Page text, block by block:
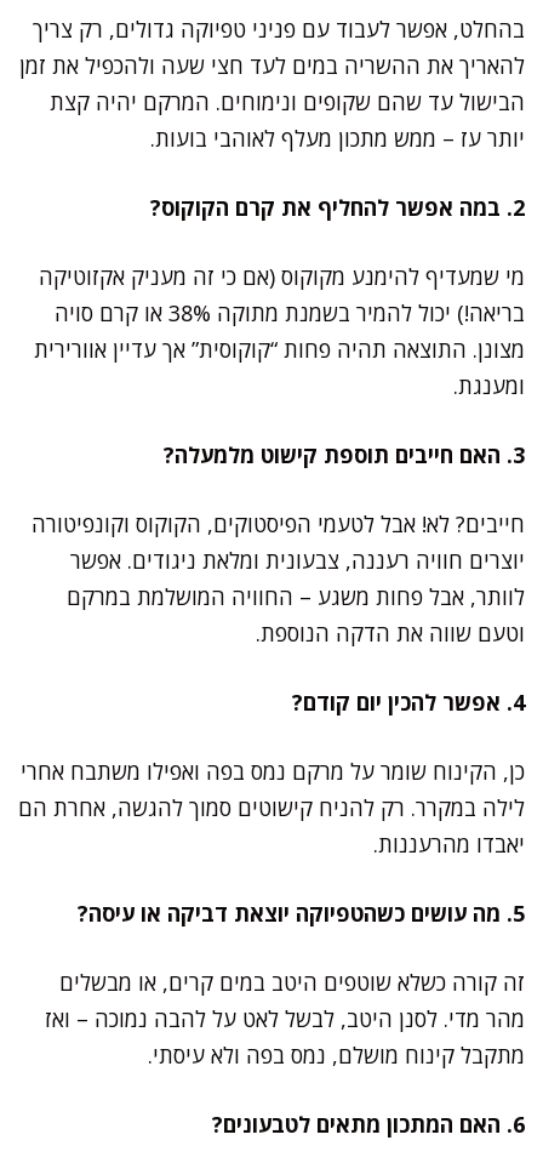
בהחלט, אפשר לעבוד עם פניני טפיוקה גדולים, רק צריך
להאריך את ההשריה במים לעד חצי שעה ולהכפיל את זמן
הבישול עד שהם שקופים ונימוחים. המרקם יהיה קצת
יותר עז – ממש מתכון מעלף לאוהבי בועות.
2. במה אפשר להחליף את קרם הקוקוס?
מי שמעדיף להימנע מקוקוס (אם כי זה מעניק אקזוטיקה
בריאה!) יכול להמיר בשמנת מתוקה 38% או קרם סויה
מצונן. התוצאה תהיה פחות “קוקוסית” אך עדיין אוורירית
ומענגת.
3. האם חייבים תוספת קישוט מלמעלה?
חייבים? לא! אבל לטעמי הפיסטוקים, הקוקוס וקונפיטורה
יוצרים חוויה רעננה, צבעונית ומלאת ניגודים. אפשר
לוותר, אבל פחות משגע – החוויה המושלמת במרקם
וטעם שווה את הדקה הנוספת.
4. אפשר להכין יום קודם?
כן, הקינוח שומר על מרקם נמס בפה ואפילו משתבח אחרי
לילה במקרר. רק להניח קישוטים סמוך להגשה, אחרת הם
יאבדו מהרעננות.
5. מה עושים כשהטפיוקה יוצאת דביקה או עיסה?
זה קורה כשלא שוטפים היטב במים קרים, או מבשלים
מהר מדי. לסנן היטב, לבשל לאט על להבה נמוכה – ואז
מתקבל קינוח מושלם, נמס בפה ולא עיסתי.
6. האם המתכון מתאים לטבעונים?